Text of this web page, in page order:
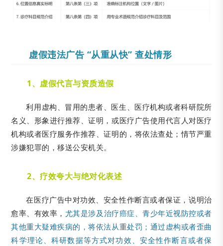
虚假违法广告 “从重从快” 查处情形
1、虚假代言与资质造假
利用虚构、冒用的患者、医生、医疗机构或者科研院所
名义、形象进行推荐、证明，或医疗广告使用代言人对医疗
机构或者医疗服务作推荐、证明的，将依法查处；情节严重
涉嫌犯罪的，移送公安机关。
2、疗效夸大与绝对化表述
在医疗广告中对功效、安全性作断言或者保证，说明治
愈率、有效率， 尤其是涉及治疗癌症、青少年近视防控或者
其他重大疑难疾病的，将依法从重处罚；通过虚构或者歪曲
科学理论、科研数据等方式对功效、安全性作断言或者保